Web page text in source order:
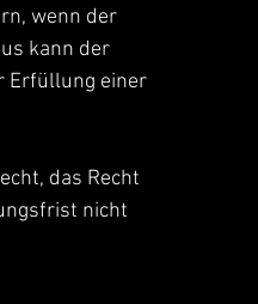
wenn der
kann der
Erfüllung einer
das Recht
nicht